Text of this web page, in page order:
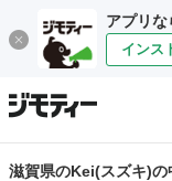
アプリな
インス
滋賀県のKei(スズキ)の